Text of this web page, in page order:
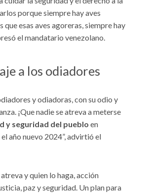
porque siempre hay aves
que esas aves agoreras, siempre hay
el mandatario venezolano.
a los odiadores
y odiadoras, con su odio y
¡Que nadie se atreva a meterse
y seguridad del pueblo en
año nuevo 2024”, advirtió el
atreva y quien lo haga, acción
paz y seguridad. Un plan para